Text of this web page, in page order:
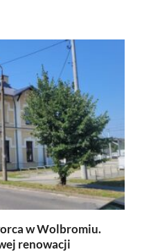
w Wolbromiu.
renowacji